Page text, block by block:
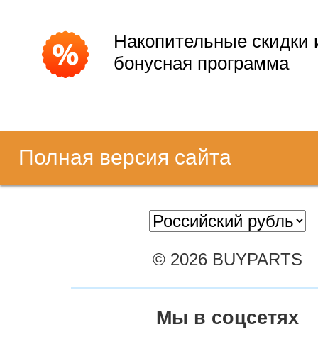
Накопительные скидки
бонусная программа
Полная версия сайта
© 2026 BUYPARTS
Мы в соцсетях